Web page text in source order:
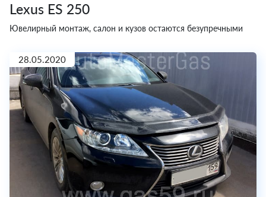
Lexus ES 250
Ювелирный монтаж, салон и кузов остаются безупречными
28.05.2020